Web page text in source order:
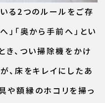
る2つのルールをご存
」「奥から手前へ」とい
き、つい掃除機をかけ
、床をキレイにしたあ
や額縁のホコリを掃っ